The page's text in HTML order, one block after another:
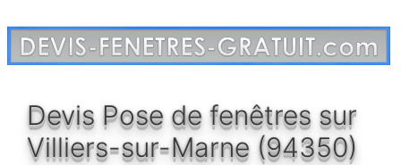
au
contenu
Devis Pose de fenêtres sur
Villiers-sur-Marne (94350)